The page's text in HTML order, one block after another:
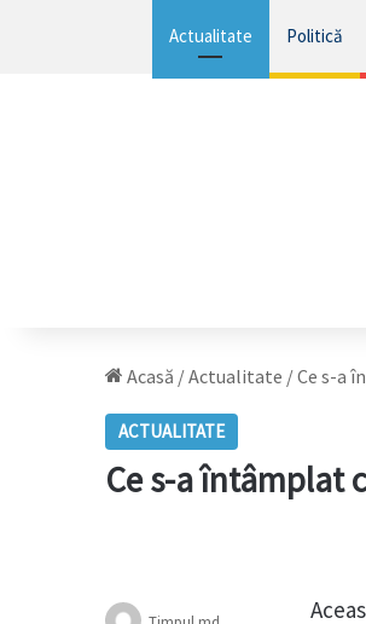
Actualitate Politică
Acasă /Actualitate /Ce s-a
ACTUALITATE
Ce s-a întâmplat